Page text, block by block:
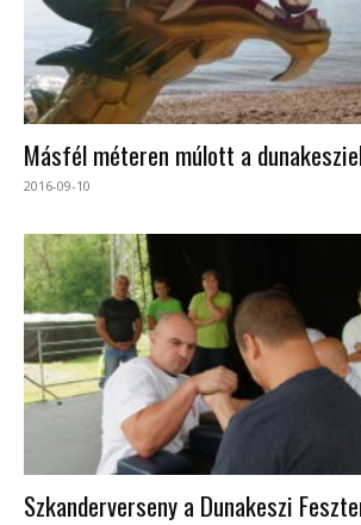
Másfél méteren múlott a
2016-09-10
Szkanderverseny a Dunakeszi